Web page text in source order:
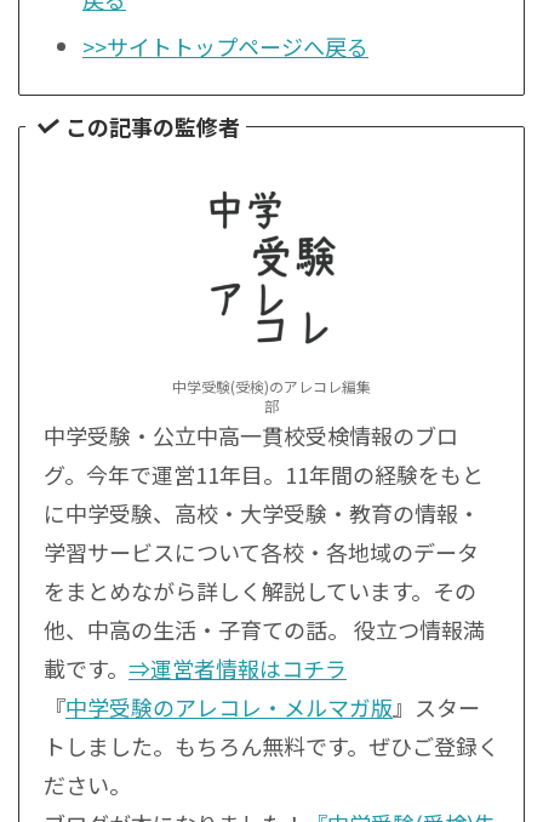
>>サイトトップページへ戻る
この記事の監修者
中学受験(受検)のアレコレ編集
部
中学受験・公立中高一貫校受検情報のブロ
グ。今年で運営11年目。11年間の経験をもと
に中学受験、高校・大学受験・教育の情報・
学習サービスについて各校・各地域のデータ
をまとめながら詳しく解説しています。その
他、中高の生活・子育ての話。 役立つ情報満
載です。 ⇒運営者情報はコチラ
『中学受験のアレコレ・メルマガ版』スター
トしました。もちろん無料です。ぜひご登録く
ださい。